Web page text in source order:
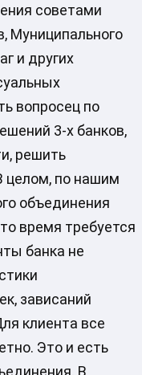
советами
Муниципального
и других
вопросец по
3-х банков,
решить
целом, по нашим
объединения
время требуется
банка не
зависаний
клиента все
Это и есть
В